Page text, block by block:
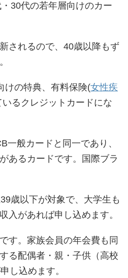
30代の若年層向けのカー
されるので、40歳以降もず
けの特典、有料保険(女性疾
るクレジットカードにな
一般カードと同一であり、
あるカードです。国際ブラ
歳以下が対象で、大学生も
入があれば申し込めます。
です。家族会員の年会費も同
る配偶者・親・子供（高校
し込めます。